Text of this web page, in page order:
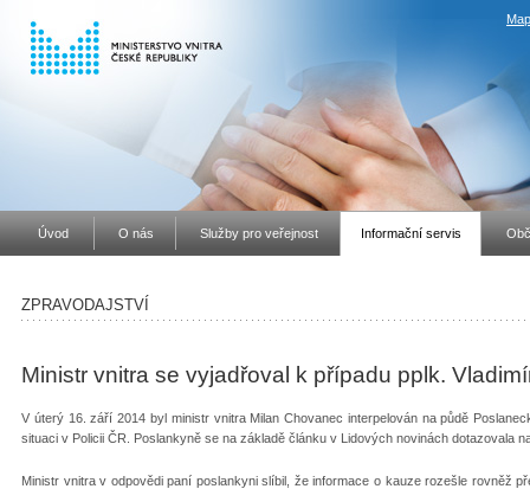
Úvod O nás Služby pro veřejnost Informační servis
ZPRAVODAJSTVÍ
Ministr vnitra se vyjadřoval k případu pplk.
V úterý 16. září 2014 byl ministr vnitra Milan Chovanec interpelován na půdě
situaci v Policii ČR. Poslankyně se na základě článku v Lidových novinách dotazovala
Ministr vnitra v odpovědi paní poslankyni slíbil, že informace o kauze rozešle rovněž